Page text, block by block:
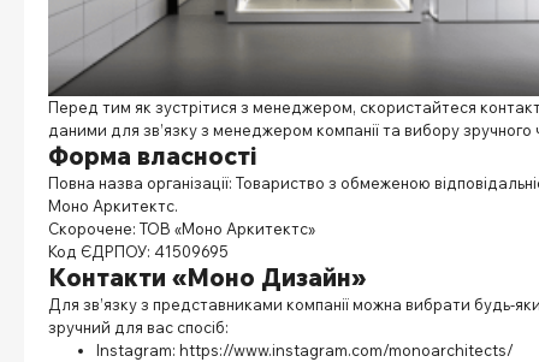
Перед тим як зустрітися з менеджером, скористайтеся
даними для зв’язку з менеджером компанії та вибору зручного
Форма власності
Повна назва організації: Товариство з обмеженою
Моно Аркитектс.
Скорочене: ТОВ «Моно Аркитектс»
Код ЄДРПОУ: 41509695
Контакти «Моно Дизайн»
Для зв’язку з представниками компанії можна вибрати будь-
зручний для вас спосіб:
Instagram: https://www.instagram.com/monoarchitects/